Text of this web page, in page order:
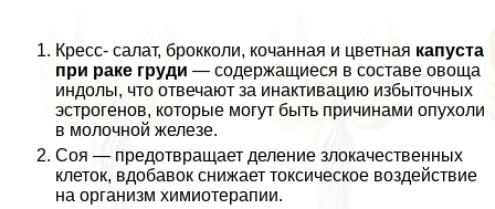
Кресс- салат, брокколи, кочанная и цветная капуста
при paке гpyди — содержащиеся в составе овоща
индолы, что отвечают за инактивацию избыточных
эстрогенов, которые могут быть причинами опухоли
в молочной железе.
Соя — предотвращает деление злокачественных
клеток, вдобавок снижает токсическое воздействие
на организм химиотерапии.